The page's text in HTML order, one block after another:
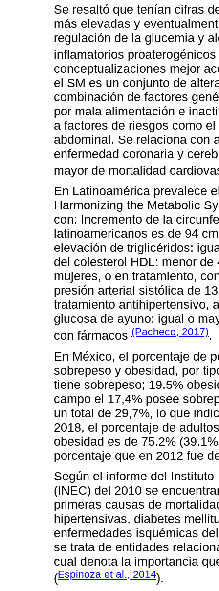
Se resaltó que tenían cifras
más elevadas y
regulación de la glucemia y
inflamatorios proaterogénicos
conceptualizaciones mejor
el SM es un conjunto de
combinación de factores
por mala alimentación e
a factores de riesgos como
abdominal. Se relaciona con
enfermedad coronaria y
mayor de mortalidad
En Latinoamérica prevalece
Harmonizing the Metabolic
con: Incremento de la
latinoamericanos es de 94
elevación de triglicéridos:
del colesterol HDL: menor
mujeres, o en tratamiento,
presión arterial sistólica de
tratamiento antihipertensivo,
glucosa de ayuno: igual o
con fármacos (Pacheco, 2017).
En México, el porcentaje de
sobrepeso y obesidad, por
tiene sobrepeso; 19.5%
campo el 17,4% posee
un total de 29,7%, lo que
2018, el porcentaje de
obesidad es de 75.2%
porcentaje que en 2012 fue
Según el informe del
(INEC) del 2010 se
primeras causas de
hipertensivas, diabetes
enfermedades isquémicas
se trata de entidades
cual denota la importancia
(Espinoza et al., 2014).